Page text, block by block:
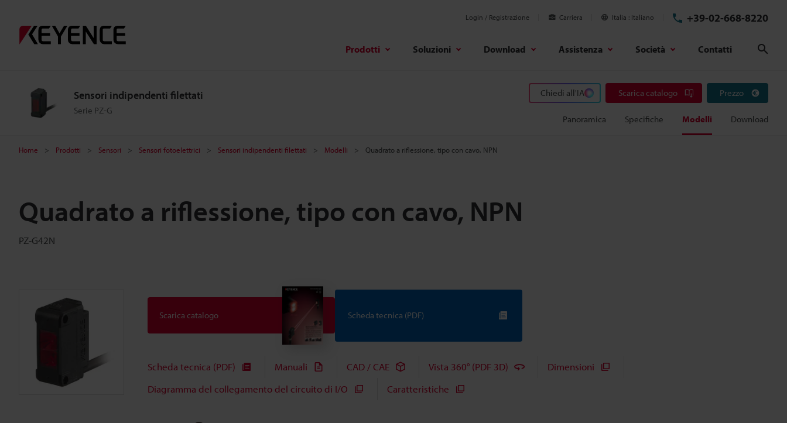
Login / Registrazione Carriera Italia Italiano +39-02-668-8220
Prodotti Soluzioni Download Assistenza Società Contatti
Sensori indipendenti filettati
Serie PZ-G
Chiedi all'IA Scarica catalogo Prezzo
Panoramica Specifiche Modelli Download
Home Prodotti Sensori Sensori fotoelettrici Sensori indipendenti filettati Modelli Quadrato a riflessione, tipo con cavo, NPN
Quadrato a riflessione, tipo con cavo, NPN
PZ-G42N
Scarica catalogo Scheda tecnica (PDF)
Scheda tecnica (PDF) Manuali CAD / CAE Vista 360° (PDF 3D)
Dimensioni
Diagramma del collegamento del circuito di I/O
Caratteristiche